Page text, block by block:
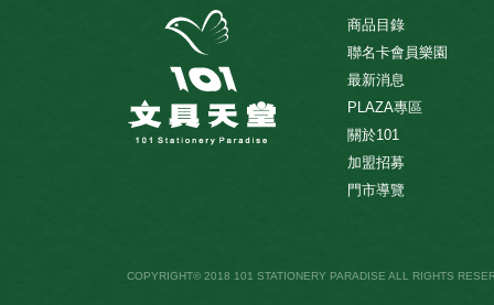
商品目錄
聯名卡會員樂園
最新消息
PLAZA專區
關於101
加盟招募
門市導覽
COPYRIGHT© 2018 101 STATIONERY PARADISE ALL RIGHTS